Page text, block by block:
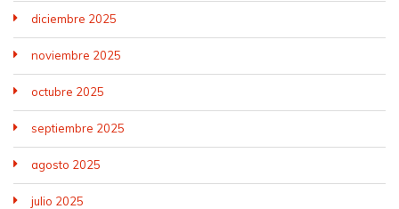
diciembre 2025
noviembre 2025
octubre 2025
septiembre 2025
agosto 2025
julio 2025